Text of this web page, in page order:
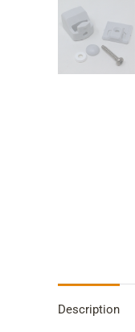
Description